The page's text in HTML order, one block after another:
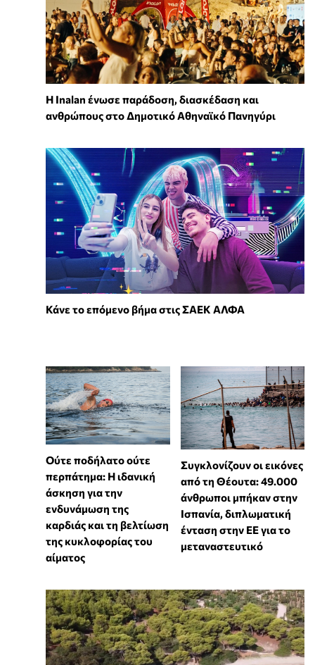
Η Inalan ένωσε παράδοση, διασκέδαση και
ανθρώπους στο Δημοτικό Αθηναϊκό Πανηγύρι
Κάνε το επόμενο βήμα στις ΣΑΕΚ ΑΛΦΑ
Ούτε ποδήλατο ούτε
περπάτημα: Η ιδανική
άσκηση για την
ενδυνάμωση της
καρδιάς και τη βελτίωση
της κυκλοφορίας του
αίματος
Συγκλονίζουν οι εικόνες
από τη Θέουτα: 49.000
άνθρωποι μπήκαν στην
Ισπανία, διπλωματική
ένταση στην ΕΕ για το
μεταναστευτικό